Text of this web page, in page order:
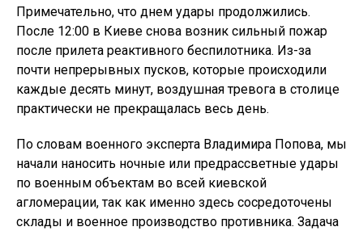
Примечательно, что днем удары продолжились.
После 12:00 в Киеве снова возник сильный пожар
после прилета реактивного беспилотника. Из-за
почти непрерывных пусков, которые происходили
каждые десять минут, воздушная тревога в столице
практически не прекращалась весь день.
По словам военного эксперта Владимира Попова, мы
начали наносить ночные или предрассветные удары
по военным объектам во всей киевской
агломерации, так как именно здесь сосредоточены
склады и военное производство противника. Задача